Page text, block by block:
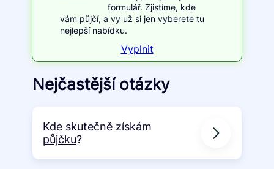
formulář. Zjistíme, kde
vám půjčí, a vy už si jen vyberete tu
nejlepší nabídku.
Vyplnit
Nejčastější otázky
Kde skutečně získám
půjčku?